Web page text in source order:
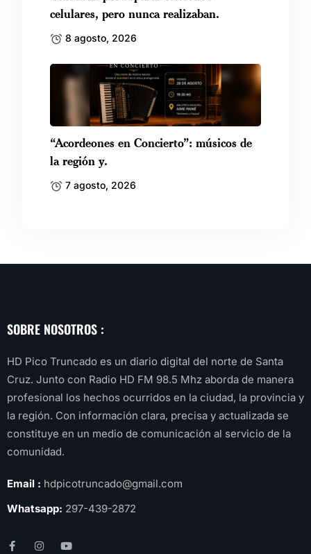
celulares, pero nunca realizaban.
8 agosto, 2026
“Acordeones en Concierto”: músicos de
la región y.
7 agosto, 2026
SOBRE NOSOTROS :
HD Pico Truncado es un diario digital del norte de Santa
Cruz. Junto con Radio HD FM 98.5 Mhz aborda de manera
profesional los hechos ocurridos en la ciudad, la provincia y
la región. Con información clara, precisa y actualizada se
constituye en un medio de comunicación al servicio de la
comunidad.
Email : hdpicotruncado@gmail.com
Whatsapp: 297-439-2872